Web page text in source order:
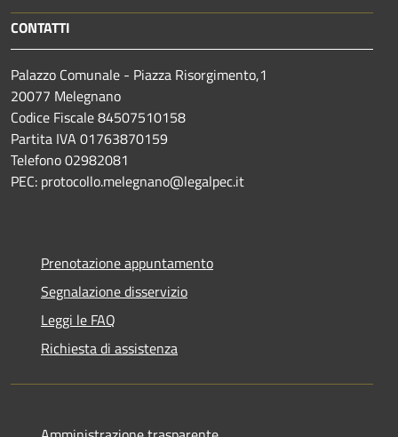
CONTATTI
Palazzo Comunale - Piazza Risorgimento,1
20077 Melegnano
Codice Fiscale 84507510158
Partita IVA 01763870159
Telefono 02982081
PEC: protocollo.melegnano@legalpec.it
Prenotazione appuntamento
Segnalazione disservizio
Leggi le FAQ
Richiesta di assistenza